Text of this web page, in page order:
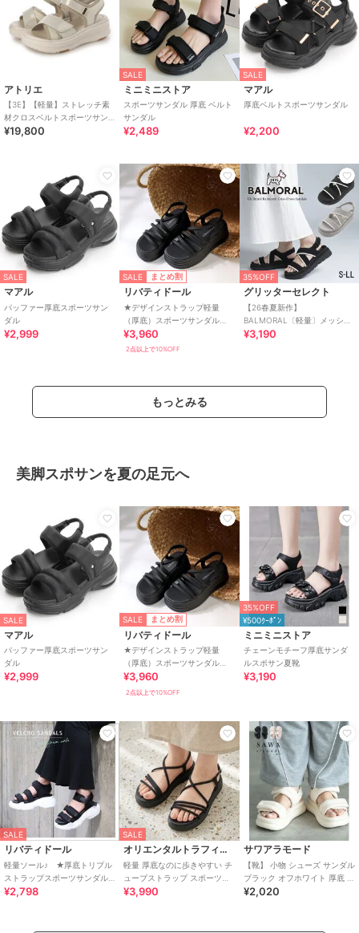
アトリエ
【3E】【軽量】ストレッチ素
材クロスベルトスポーツサン
ダル
¥19,800
SALE
ミニミニストア
スポーツサンダル 厚底 ベルト
サンダル
¥2,489
SALE
マアル
厚底ベルトスポーツサンダル
¥2,200
SALE
マアル
パッファー厚底スポーツサン
ダル
¥2,999
SALE まとめ割
リバティドール
★デザインストラップ軽量
（厚底）スポーツサンダル
★4188
¥3,960
2点以上で10%OFF
35%OFF
グリッターセレクト
【26春夏新作】
BALMORAL〔軽量〕メッシュ
クロスベルト スポーツサンダ
¥3,190
もっとみる
美脚スポサンを夏の足元へ
SALE
マアル
パッファー厚底スポーツサン
ダル
¥2,999
SALE まとめ割
リバティドール
★デザインストラップ軽量
（厚底）スポーツサンダル
★4188
¥3,960
2点以上で10%OFF
35%OFF
¥500ｸｰﾎﾟﾝ
ミニミニストア
チェーンモチーフ厚底サンダ
ルスポサン夏靴
¥3,190
SALE
リバティドール
軽量ソール♪ ★厚底トリプル
ストラップスポーツサンダル
★4084
¥2,798
SALE
オリエンタルトラフィック
軽量 厚底なのに歩きやすい チ
ューブストラップ スポーツサ
ンダル /55204
¥3,990
サワアラモード
【靴】 小物 シューズ サンダル
ブラック オフホワイト 厚底 軽
量 美脚 歩きやすい スポサン
¥2,020